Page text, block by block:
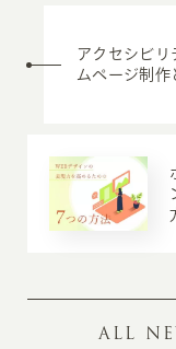
アクセシビリ
ムページ制作
ALL